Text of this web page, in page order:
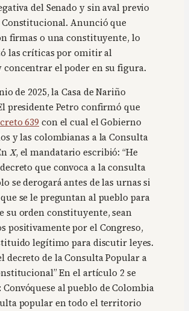
del Senado y sin aval previo
Constitucional. Anunció que
firmas o una constituyente, lo
las críticas por omitir al
concentrar el poder en su figura.
de 2025, la Casa de Nariño
presidente Petro confirmó que
639 con el cual el Gobierno
y las colombianas a la Consulta
X, el mandatario escribió: “He
que convoca a la consulta
se derogará antes de las urnas si
se le preguntan al pueblo para
su orden constituyente, sean
positivamente por el Congreso,
legítimo para discutir leyes.
decreto de la Consulta Popular a
En el artículo 2 se
al pueblo de Colombia
popular en todo el territorio